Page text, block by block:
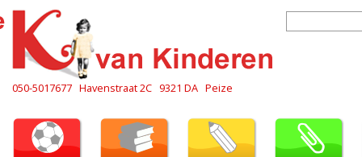
050-5017677 Havenstraat 2C 9321 DA Peize